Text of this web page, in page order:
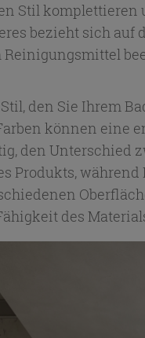
Stil
bezieht sich
Reinigungsmittel
den Sie Ihrem
können eine
den
Produkts,
des